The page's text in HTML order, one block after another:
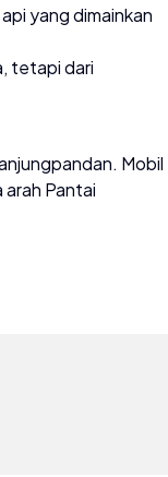
yang dimainkan
tetapi dari
Mobil
arah Pantai